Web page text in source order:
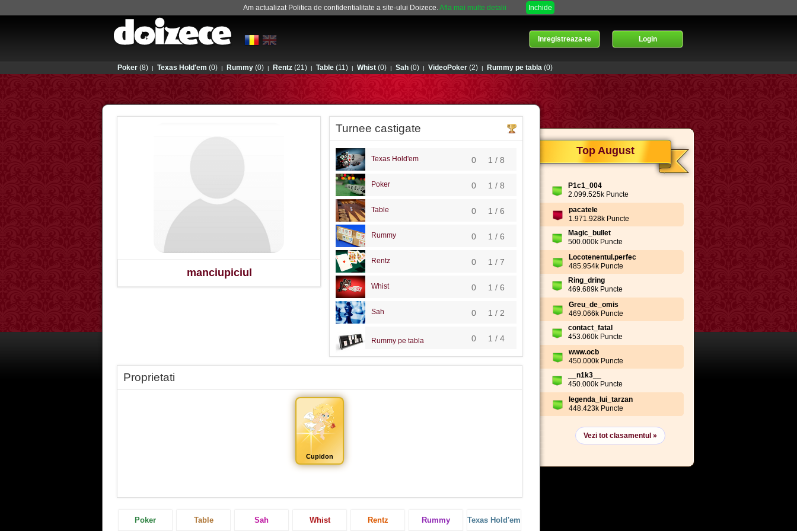
Am actualizat Politica de confidentialitate a site-ului Doizece.Afla mai multe detalii Inchide
Login
Inregistreaza-te
Poker (8) | Texas Hold'em (0) | Rummy (0) | Rentz (21) | Table (11) | Whist (0) | Sah (0) | VideoPoker (2) | Rummy pe tabla (0)
Top August
P1c1_004
2.099.525k Puncte
pacatele
1.971.928k Puncte
Magic_bullet
500.000k Puncte
Locotenentul.perfec
485.954k Puncte
Ring_dring
469.689k Puncte
Greu_de_omis
469.066k Puncte
contact_fatal
453.060k Puncte
www.ocb
450.000k Puncte
__n1k3__
450.000k Puncte
legenda_lui_tarzan
448.423k Puncte
Vezi tot clasamentul »
manciupiciul
Turnee castigate
Texas Hold'em 1 / 8
0
Poker 1 / 8
0
Table 1 / 6
0
Rummy 1 / 6
0
Rentz 1 / 7
0
Whist 1 / 6
0
Sah 1 / 2
0
Rummy pe tabla 1 / 4
0
Proprietati
Cupidon
Poker Table Sah Whist Rentz Rummy Texas Hold'em